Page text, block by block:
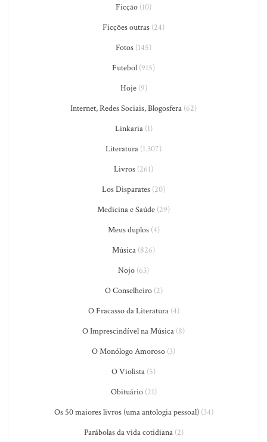
Ficção (10)
Ficções outras (24)
Fotos (145)
Futebol (915)
Hoje(9)
Internet, Redes Sociais, Blogosfera (62)
Linkaria(1)
Literatura (1.307)
Livros (261)
Los Disparates (20)
Medicina e Saúde (29)
Meus duplos(4)
Música (826)
Nojo (63)
O Conselheiro(2)
O Fracasso da Literatura(4)
O Imprescindível na Música (8)
O Monólogo Amoroso (3)
O Violista (5)
Obituário(21)
Os 50 maiores livros (uma antologia pessoal)(34)
Parábolas da vida cotidiana(2)